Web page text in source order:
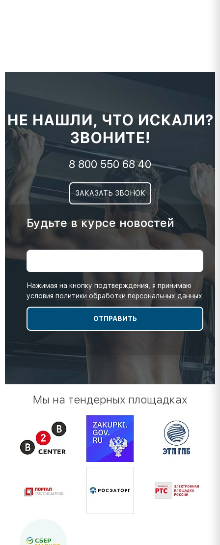
НЕ НАШЛИ, ЧТО ИСКАЛИ?
ЗВОНИТЕ!
8 800 550 68 40
ЗАКАЗАТЬ ЗВОНОК
Будьте в курсе новостей
Нажимая на кнопку подтверждения, я принимаю
условия политики обработки персональных данных
Мы на тендерных площадках